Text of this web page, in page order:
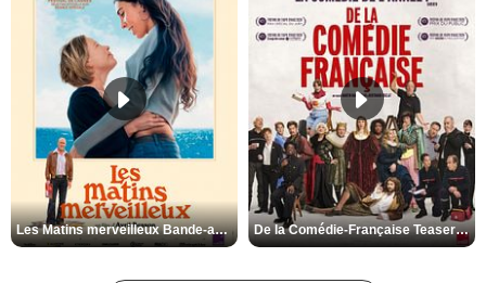
Les Matins merveilleux Bande-annonce VF De la Comédie-Française Teaser VF